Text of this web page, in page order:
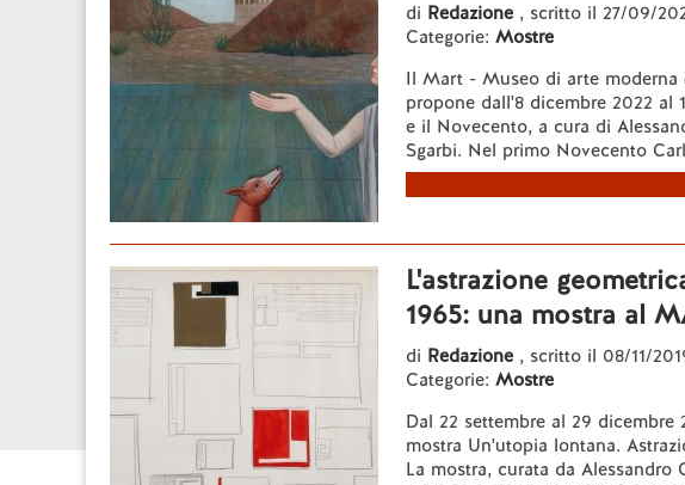
di Redazione , scritto il 27/09/
Categorie: Mostre
Il Mart - Museo di arte moderna
propone dall'8 dicembre 2022 al
e il Novecento, a cura di
Sgarbi. Nel primo Novecento
L'astrazione
1965: una mostra al
di Redazione , scritto il 08/11/
Categorie: Mostre
Dal 22 settembre al 29
mostra Un'utopia lontana.
La mostra, curata da